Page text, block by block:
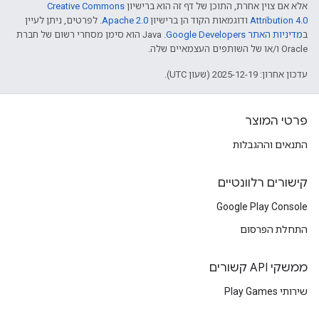
אלא אם צוין אחרת, התוכן של דף זה הוא ברישיון Creative Commons
Attribution 4.0 ודוגמאות הקוד הן ברישיון Apache 2.0. לפרטים, ניתן לעיין
במדיניות האתר Google Developers‏
.‏ Java הוא סימן מסחרי רשום של חברת
Oracle ו/או של השותפים העצמאיים שלה.
עדכון אחרון: 2025-12-19 (שעון UTC).
פרטי המוצר
התנאים וההגבלות
קישורים רלוונטיים
Google Play Console
התחלת הפרסום
ממשקי API קשורים
שירותי Play Games